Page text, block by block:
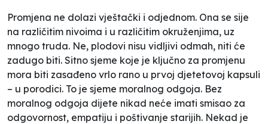
Promjena ne dolazi vještački i odjednom. Ona se sije
na različitim nivoima i u različitim okruženjima, uz
mnogo truda. Ne, plodovi nisu vidljivi odmah, niti će
zadugo biti. Sitno sjeme koje je ključno za promjenu
mora biti zasađeno vrlo rano u prvoj djetetovoj kapsuli
– u porodici. To je sjeme moralnog odgoja. Bez
moralnog odgoja dijete nikad neće imati smisao za
odgovornost, empatiju i poštivanje starijih. Nekad je